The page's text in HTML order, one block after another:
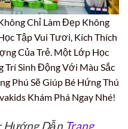
Chỉ Làm Đẹp Không
Tập Vui Tươi, Kích Thích
Của Trẻ. Một Lớp Học
Trí Sinh Động Với Màu Sắc
Phú Sẽ Giúp Bé Hứng Thú
Khám Phá Ngay Nhé!
Hướng Dẫn Trang